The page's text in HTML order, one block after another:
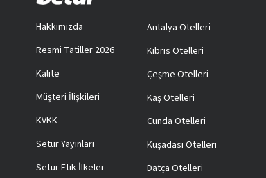
Hakkımızda
Resmi Tatiller 2026
Kalite
Müşteri İlişkileri
KVKK
Setur Yayınları
Setur Etik İlkeler
Antalya Otelleri
Kıbrıs Otelleri
Çeşme Otelleri
Kaş Otelleri
Cunda Otelleri
Kuşadası Otelleri
Datça Otelleri